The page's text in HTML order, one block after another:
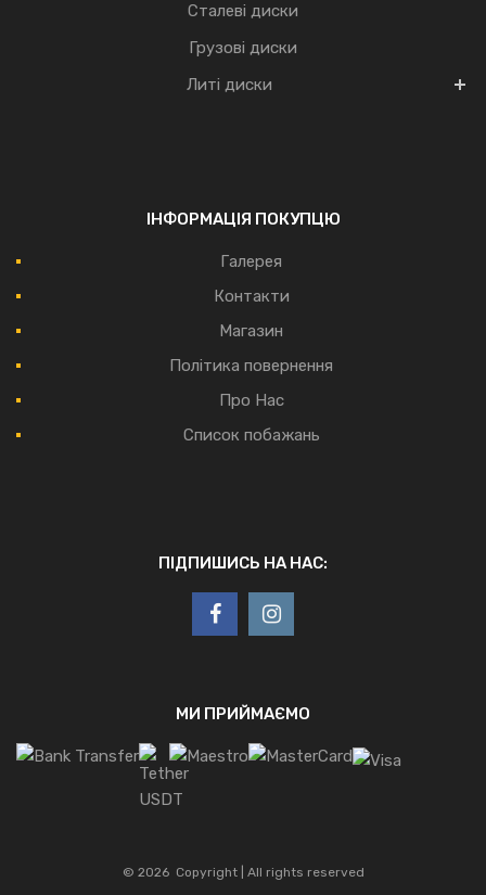
Сталеві диски
Грузові диски
Литі диски
ІНФОРМАЦІЯ ПОКУПЦЮ
Галерея
Контакти
Магазин
Політика повернення
Про Нас
Список побажань
ПІДПИШИСЬ НА НАС:
МИ ПРИЙМАЄМО
© 2026 Copyright | All rights reserved